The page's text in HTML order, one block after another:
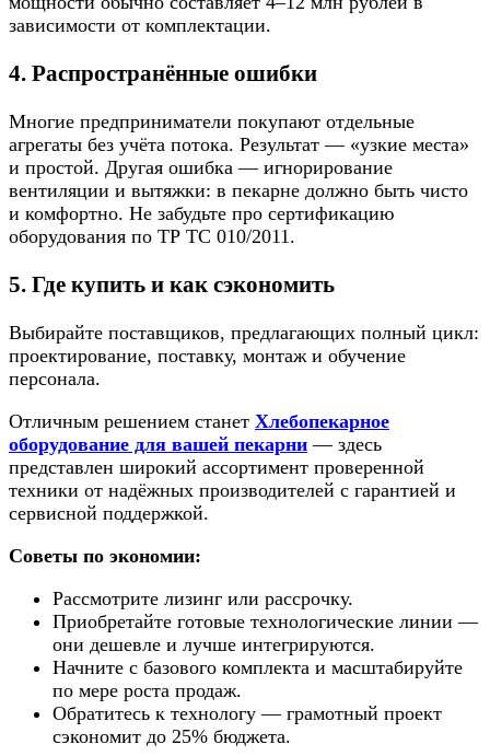
зависимости от комплектации.
4. Распространённые ошибки
Многие предприниматели покупают отдельные
агрегаты без учёта потока. Результат — «узкие места»
и простой. Другая ошибка — игнорирование
вентиляции и вытяжки: в пекарне должно быть чисто
и комфортно. Не забудьте про сертификацию
оборудования по ТР ТС 010/2011.
5. Где купить и как сэкономить
Выбирайте поставщиков, предлагающих полный цикл:
проектирование, поставку, монтаж и обучение
персонала.
Отличным решением станет Хлебопекарное
оборудование для вашей пекарни — здесь
представлен широкий ассортимент проверенной
техники от надёжных производителей с гарантией и
сервисной поддержкой.
Советы по экономии:
Рассмотрите лизинг или рассрочку.
Приобретайте готовые технологические линии —
они дешевле и лучше интегрируются.
Начните с базового комплекта и масштабируйте
по мере роста продаж.
Обратитесь к технологу — грамотный проект
сэкономит до 25% бюджета.